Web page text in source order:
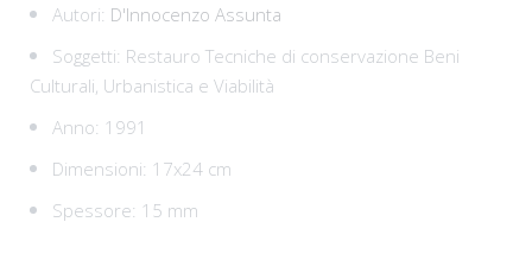
Autori: D'Innocenzo Assunta
Soggetti: Restauro Tecniche di conservazione Beni
Culturali, Urbanistica e Viabilità
Anno: 1991
Dimensioni: 17x24 cm
Spessore: 15 mm